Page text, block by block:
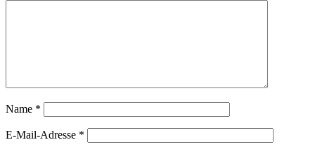
Name *
E-Mail-Adresse *